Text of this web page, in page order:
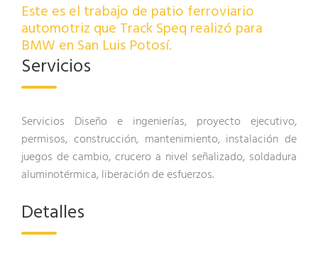
Este es el trabajo de patio ferroviario
automotriz que Track Speq realizó para
BMW en San Luis Potosí.
Servicios
Servicios Diseño e ingenierías, proyecto ejecutivo,
permisos, construcción, mantenimiento, instalación de
juegos de cambio, crucero a nivel señalizado, soldadura
aluminotérmica, liberación de esfuerzos.
Detalles